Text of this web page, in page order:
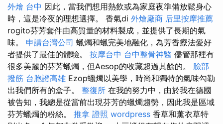
外燴 台中 因此，當我們想用熱飲或為家庭夜準備放鬆身心
時，這是冷夜的理想選擇。 香氣di 外燴廠商 后里按摩推薦
rogito芬芳套件由高質量的材料製成，並提供了長期的氣
味。 申請台灣公司 蠟燭和蠟完美地融化，為芳香療法愛好
者提供了最佳的體驗。 按摩台中 台中整骨神醫 儘管那裡有
很多美麗的芬芳蠟燭，但Aesop的收藏超過其餘的。 臉部
撥筋 台胞證高雄 Ezop蠟燭以美學，時尚和獨特的氣味勾勒
出我們所有的盒子。 整復所 在我的努力中，由於我在德國
被告知，我總是從當前出現芬芳的蠟燭趨勢，因此我是區域
芬芳蠟燭的粉絲。 推拿 證照 wordpress 香草和薰衣草特